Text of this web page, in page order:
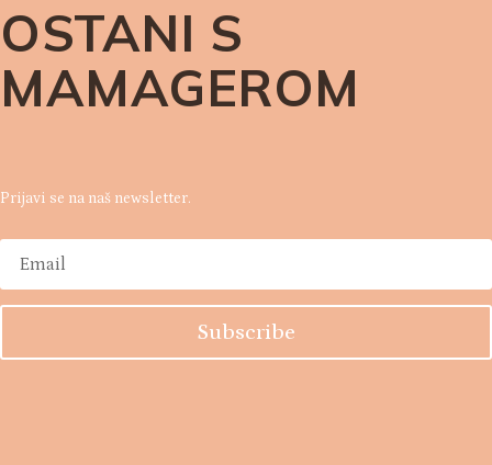
OSTANI S
MAMAGEROM
Prijavi se na naš newsletter.
Subscribe